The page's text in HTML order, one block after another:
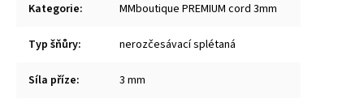
Kategorie: MMboutique PREMIUM cord 3mm
Typ šňůry: nerozčesávací splétaná
Síla příze: 3 mm